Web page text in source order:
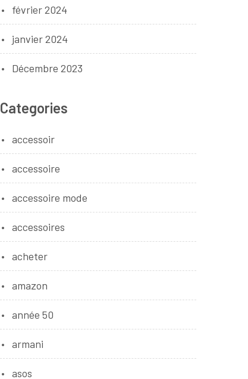
février 2024
janvier 2024
Décembre 2023
Categories
accessoir
accessoire
accessoire mode
accessoires
acheter
amazon
année 50
armani
asos